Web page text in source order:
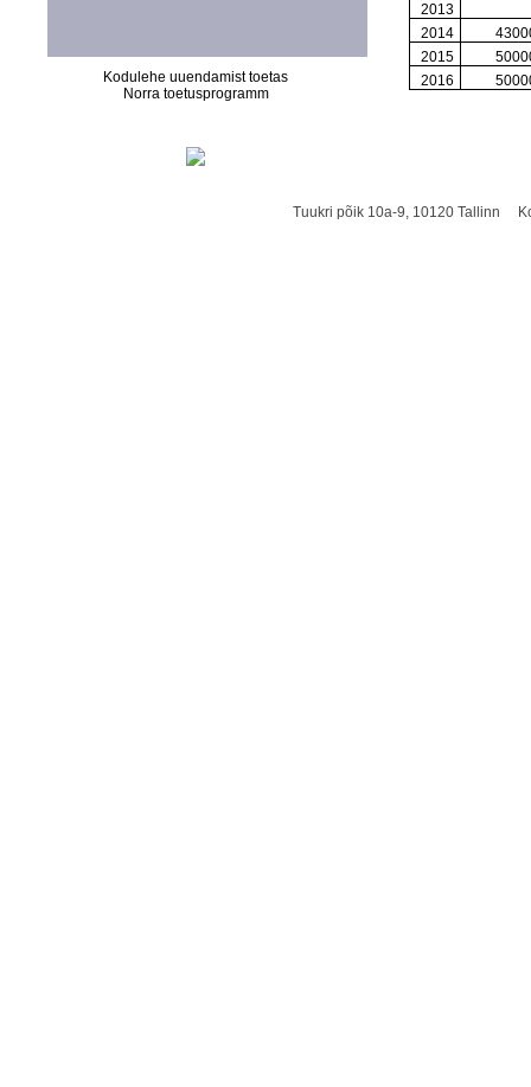
Kodulehe uuendamist toetas
Norra toetusprogramm
2013
2014
2015
2016
Tuukri põik 10a-9, 10120 Tallinn